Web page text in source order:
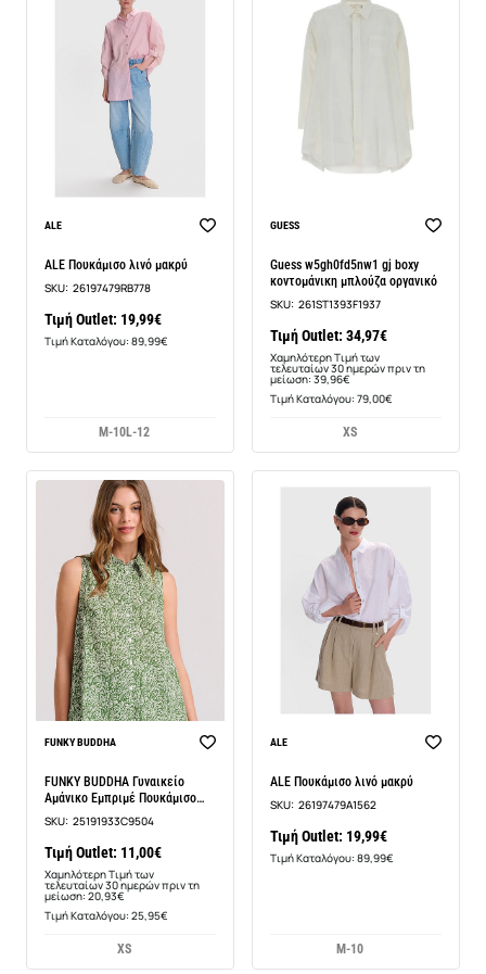
ALE
ALE Πουκάμισο λινό μακρύ
SKU: 26197479RB778
Τιμή Outlet: 19,99€
Τιμή Καταλόγου: 89,99€
M-10L-12
-13%
GUESS
Guess w5gh0fd5nw1 gj boxy
κοντομάνικη μπλούζα οργανικό
SKU: 261ST1393F1937
Τιμή Outlet: 34,97€
Χαμηλότερη Τιμή των
τελευταίων 30 ημερών πριν τη
μείωση: 39,96€
Τιμή Καταλόγου: 79,00€
XS
-47%
FUNKY BUDDHA
FUNKY BUDDHA Γυναικείο
Αμάνικο Εμπριμέ Πουκάμισο
FBL009-104-05
SKU: 25191933C9504
Τιμή Outlet: 11,00€
Χαμηλότερη Τιμή των
τελευταίων 30 ημερών πριν τη
μείωση: 20,93€
Τιμή Καταλόγου: 25,95€
XS
ALE
ALE Πουκάμισο λινό μακρύ
SKU: 26197479A1562
Τιμή Outlet: 19,99€
Τιμή Καταλόγου: 89,99€
M-10